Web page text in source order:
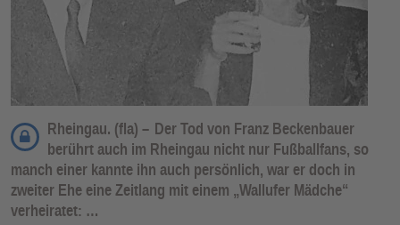
Rheingau. (fla) – Der Tod von Franz Beckenbauer
berührt auch im Rheingau nicht nur Fußballfans, so
manch einer kannte ihn auch persönlich, war er doch in
zweiter Ehe eine Zeitlang mit einem „Wallufer Mädche“
verheiratet: …